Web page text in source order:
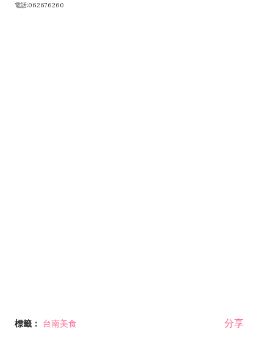
電話:062676260
標籤： 台南美食 分享